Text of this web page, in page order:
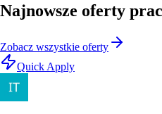
Najnowsze oferty
Zobacz wszystkie oferty
Quick Apply